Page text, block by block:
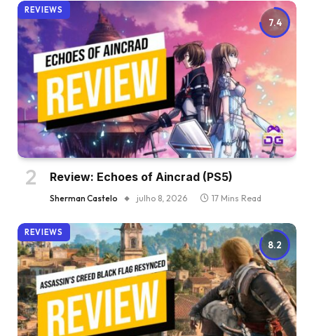
7.4
REVIEWS
Review: Echoes of Aincrad (PS5)
Sherman Castelo julho 8, 2026 17 Mins Read
8.2
REVIEWS